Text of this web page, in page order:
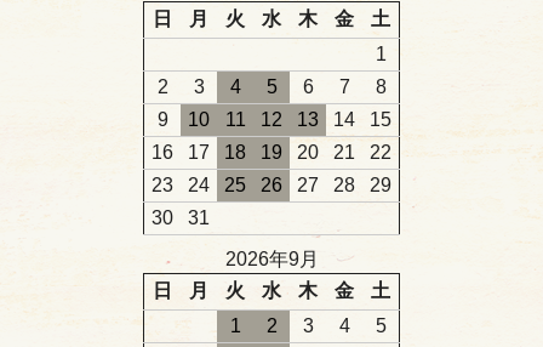
日
月 火 水 木 金
土
1
2
3 4 5 6 7
8
9
10 11 12 13 14
15
16
17 18 19 20 21
22
23
24 25 26 27 28
29
30
31
2026年9月
日
月 火 水 木 金
土
1
2 3 4
5